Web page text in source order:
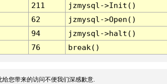
211
jzmysql->Init()
62
jzmysql->Open()
94
jzmysql->halt()
76 break()
您带来的访问不便我们深感歉意.